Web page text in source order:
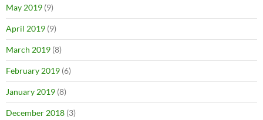
May 2019 (9)
April 2019 (9)
March 2019 (8)
February 2019 (6)
January 2019 (8)
December 2018 (3)